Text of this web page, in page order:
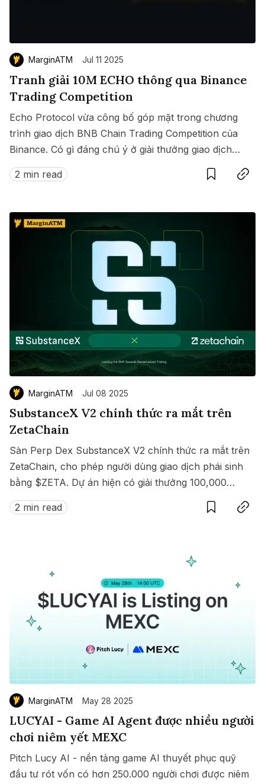
MarginATM Jul 11 2025
Tranh giải 10M ECHO thông qua Binance
Trading Competition
Echo Protocol vừa công bố góp mặt trong chương
trình giao dịch BNB Chain Trading Competition của
Binance. Có gì đáng chú ý ở giải thưởng giao dịch
này?
2 min read
SaveCopy link
MarginATM Jul 08 2025
SubstanceX V2 chính thức ra mắt trên
ZetaChain
Sàn Perp Dex SubstanceX V2 chính thức ra mắt trên
ZetaChain, cho phép người dùng giao dịch phái sinh
bằng $ZETA. Dự án hiện có giải thưởng 100,000
$ZETA diễn ra từ 8 đến 15/07/2025.
2 min read
SaveCopy link
MarginATM May 28 2025
LUCYAI - Game AI Agent được nhiều người
chơi niêm yết MEXC
Pitch Lucy AI - nền tảng game AI thuyết phục quỹ
đầu tư rót vốn có hơn 250.000 người chơi được niêm